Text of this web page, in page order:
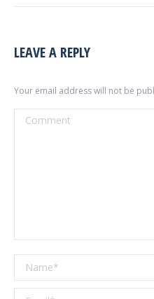
LEAVE A REPLY
Your email address will not be
Comment
Name *
Email *